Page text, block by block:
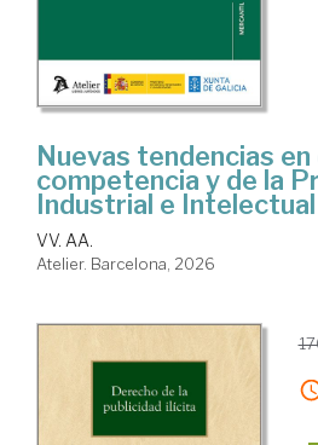
Nuevas tendencias
competencia y de la
Industrial e
VV. AA.
Atelier. Barcelona, 2026